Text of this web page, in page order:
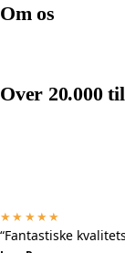
Om os
Over 20.000
★★★★★
“Fantastiske